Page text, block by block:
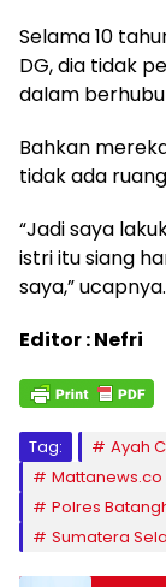
Selama 10
DG, dia tidak
dalam
Bahkan
tidak ada
“Jadi saya
istri itu siang
saya,” ucapnya.
Editor : Nefri
Tag: Ayah
Mattanews.co
Polres
Sumatera